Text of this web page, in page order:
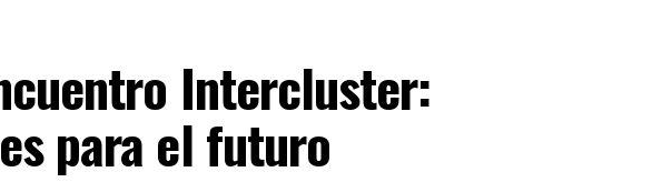
Intercluster:
para el futuro